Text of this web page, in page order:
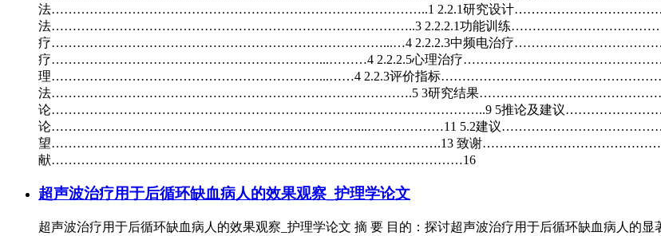
法……………………………………………………………………………..1 2.2.1研究设计
法…………………………………………………………………………..3 2.2.2.1功能训练
疗……………………………………………………………………...…4 2.2.2.3中频电治疗
疗………………………………………………………...………4 2.2.2.5心理治疗
理………………………………………………………...……4 2.2.3评价指标
法………………………………………………………………………….5 3研究结果
论………………………………………………………………..………………………..9 5推论及建议
论………………………………………………………………...………………11 5.2建议
望…………………………………………………………………….………….13 致谢
献………………………………………………………………………….…………16
超声波治疗用于后循环缺血病人的效果观察_护理学论文
超声波治疗用于后循环缺血病人的效果观察_护理学论文 摘 要 目的：探讨超声波治疗用于后循环缺血病人的